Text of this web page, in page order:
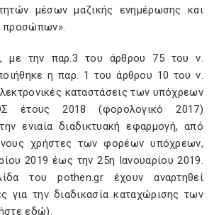
μέσων μαζικής ενημέρωσης και
προσώπων».
με την παρ.3 του άρθρου 75 του ν.
η παρ. 1 του άρθρου 10 του ν.
καταστάσεις των υπόχρεων
2018 (φορολογικό 2017)
ενιαία διαδικτυακή εφαρμογή, από
χρήστες των φορέων υπόχρεων,
2019 έως την 25η Ιανουαρίου 2019.
του pothen.gr έχουν αναρτηθεί
για την διαδικασία καταχώρισης των
εδώ).